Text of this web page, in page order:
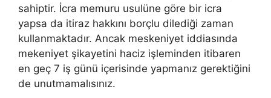
sahiptir. İcra memuru usulüne göre bir icra
yapsa da itiraz hakkını borçlu dilediği zaman
kullanmaktadır. Ancak meskeniyet iddiasında
mekeniyet şikayetini haciz işleminden itibaren
en geç 7 iş günü içerisinde yapmanız gerektiğini
de unutmamalısınız.